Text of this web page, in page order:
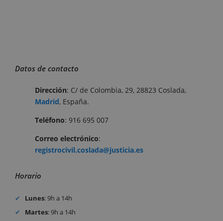
Datos de contacto
Dirección: C/ de Colombia, 29, 28823 Coslada,
Madrid, España.
Teléfono: 916 695 007
Correo electrónico:
registrocivil.coslada@justicia.es
Horario
Lunes: 9h a 14h
Martes: 9h a 14h